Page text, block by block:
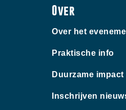
Over
Over het
Praktische info
Duurzame impact
Inschrijven